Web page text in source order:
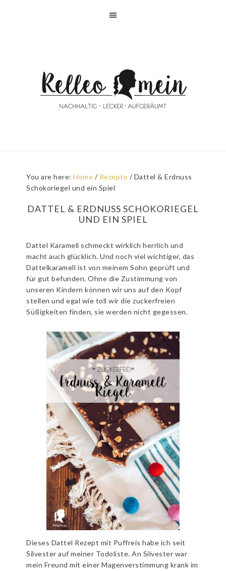
You are here:Home / Rezepte / Dattel & Erdnuss
Schokoriegel und ein Spiel
DATTEL & ERDNUSS SCHOKORIEGEL
UND EIN SPIEL
Dattel Karamell schmeckt wirklich herrlich und
macht auch glücklich. Und noch viel wichtiger, das
Dattelkaramell ist von meinem Sohn geprüft und
für gut befunden. Ohne die Zustimmung von
unseren Kindern können wir uns auf den Kopf
stellen und egal wie toll wir die zuckerfreien
Süßigkeiten finden, sie werden nicht gegessen.
Dieses Dattel Rezept mit Puffreis habe ich seit
Silvester auf meiner Todoliste. An Silvester war
mein Freund mit einer Magenverstimmung krank im